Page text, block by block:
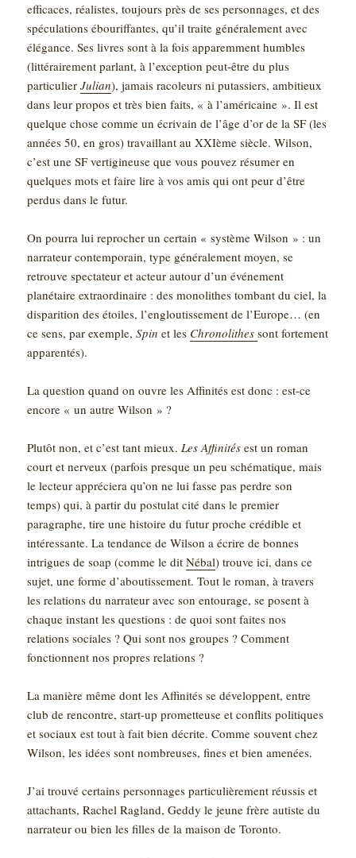
efficaces, réalistes, toujours près de ses personnages, et des
spéculations ébouriffantes, qu’il traite généralement avec
élégance. Ses livres sont à la fois apparemment humbles
(littérairement parlant, à l’exception peut-être du plus
particulierJulian), jamais racoleurs ni putassiers, ambitieux
dans leur propos et très bien faits, « à l’américaine ». Il est
quelque chose comme un écrivain de l’âge d’or de la SF (les
années 50, en gros) travaillant au XXIème siècle. Wilson,
c’est une SF vertigineuse que vous pouvez résumer en
quelques mots et faire lire à vos amis qui ont peur d’être
perdus dans le futur.
On pourra lui reprocher un certain « système Wilson » : un
narrateur contemporain, type généralement moyen, se
retrouve spectateur et acteur autour d’un événement
planétaire extraordinaire : des monolithes tombant du ciel, la
disparition des étoiles, l’engloutissement de l’Europe… (en
ce sens, par exemple,Spinet les Chronolithes sont fortement
apparentés).
La question quand on ouvre les Affinités est donc : est-ce
encore « un autre Wilson » ?
Plutôt non, et c’est tant mieux.Les Affinitésest un roman
court et nerveux (parfois presque un peu schématique, mais
le lecteur appréciera qu’on ne lui fasse pas perdre son
temps) qui, à partir du postulat cité dans le premier
paragraphe, tire une histoire du futur proche crédible et
intéressante. La tendance de Wilson a écrire de bonnes
intrigues de soap (comme le ditNébal) trouve ici, dans ce
sujet, une forme d’aboutissement. Tout le roman, à travers
les relations du narrateur avec son entourage, se posent à
chaque instant les questions : de quoi sont faites nos
relations sociales ? Qui sont nos groupes ? Comment
fonctionnent nos propres relations ?
La manière même dont les Affinités se développent, entre
club de rencontre, start-up prometteuse et conflits politiques
et sociaux est tout à fait bien décrite. Comme souvent chez
Wilson, les idées sont nombreuses, fines et bien amenées.
J’ai trouvé certains personnages particulièrement réussis et
attachants, Rachel Ragland, Geddy le jeune frère autiste du
narrateur ou bien les filles de la maison de Toronto.